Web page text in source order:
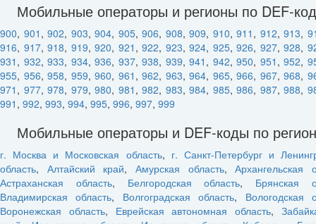
Мобильные операторы и регионы по DEF-
900, 901 , 902, 903, 904, 905, 906, 908, 909, 910, 911 , 912, 913,
916, 917, 918, 919, 920, 921 , 922, 923, 924, 925, 926, 927, 928,
931 , 932, 933, 934, 936, 937, 938, 939, 941 , 942, 950, 951 , 952,
955, 956, 958, 959, 960, 961 , 962, 963, 964, 965, 966, 967, 968,
971 , 977, 978, 979, 980, 981 , 982, 983, 984, 985, 986, 987, 988,
991 , 992, 993, 994, 995, 996, 997, 999
Мобильные операторы и DEF-коды по
г. Москва и Московская область, г. Санкт-Петербург и
область, Алтайский край,Амурская область,Архангельская
Астраханская область, Белгородская область, Брянская
Владимирская область, Волгоградская область, Вологодская
Воронежская область, Еврейская автономная область,